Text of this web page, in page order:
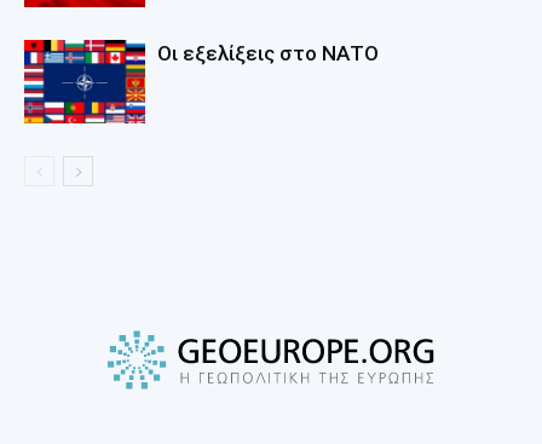
Οι εξελίξεις στο ΝΑΤΟ